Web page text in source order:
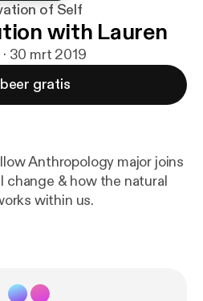
of Self
with Lauren
· 30 mrt 2019
gratis
Anthropology major joins
change & how the natural
within us.